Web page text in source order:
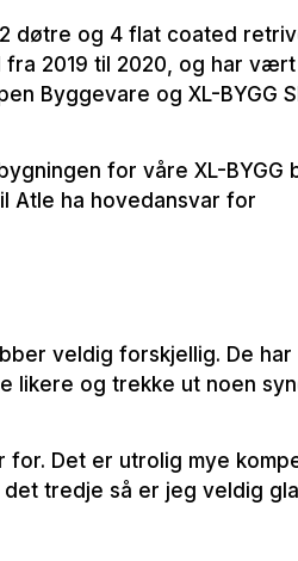
døtre og 4 flat coated
fra 2019 til 2020, og har
Byggevare og XL-BYGG
for våre XL-BYGG
Atle ha hovedansvar for
veldig forskjellig. De har
likere og trekke ut noen
Det er utrolig mye
tredje så er jeg veldig